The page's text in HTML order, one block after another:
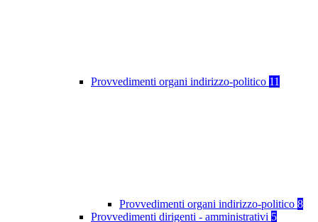
Provvedimenti organi indirizzo-politico 11
Provvedimenti organi indirizzo-politico 8
Provvedimenti dirigenti - amministrativi 5